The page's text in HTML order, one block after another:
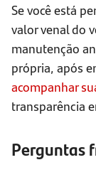
Se você está
valor venal do
manutenção
própria, após
acompanhar
transparência
Perguntas